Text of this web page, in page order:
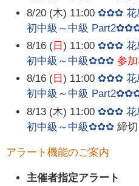
8/20 (木) 11:00 ✿✿✿ 花
初中級～中級
8/16 ( 日) 11:00 ✿✿✿ 花
初中級～中級✿✿✿ 参
8/16 ( 日) 11:00 ✿✿✿ 花
初中級～中級
8/13 (木) 11:00 ✿✿✿ 花
初中級～中級✿✿✿ 締切
アラート機能のご案内
主催者指定アラート